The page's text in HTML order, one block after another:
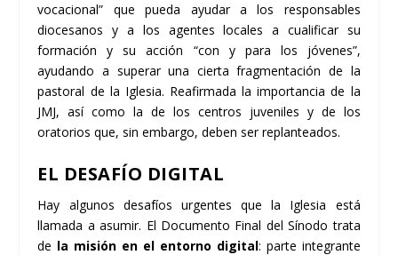
vocacional” que pueda ayudar a los responsables
diocesanos y a los agentes locales a cualificar su
formación y su acción “con y para los jóvenes”,
ayudando a superar una cierta fragmentación de la
pastoral de la Iglesia. Reafirmada la importancia de la
JMJ, así como la de los centros juveniles y de los
oratorios que, sin embargo, deben ser replanteados.
EL DESAFÍO DIGITAL
Hay algunos desafíos urgentes que la Iglesia está
llamada a asumir. El Documento Final del Sínodo trata
de la misión en el entorno digital: parte integrante